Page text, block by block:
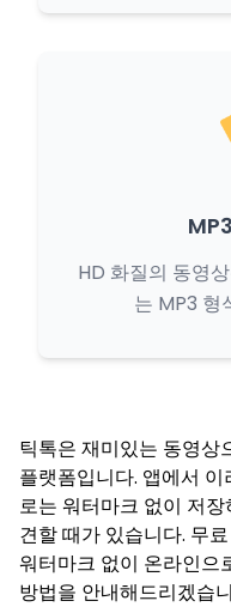
HD 화질의 동영
는 MP3 형
틱톡은 재미있는 동영상
플랫폼입니다. 앱에서
로는 워터마크 없이 저
견할 때가 있습니다. 무
워터마크 없이 온라인으
방법을 안내해드리겠습